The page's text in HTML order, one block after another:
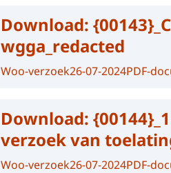
Download:
wgga_redacted
Woo-verzoek26-07-2024PDF-
Download:
verzoek van
Woo-verzoek26-07-2024PDF-